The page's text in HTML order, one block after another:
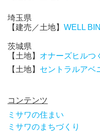
埼玉県
【建売／土地】 WELL
茨城県
【土地】 オナーズヒルつ
【土地】 セントラルアベ
コンテンツ
ミサワの住まい
ミサワのまちづくり